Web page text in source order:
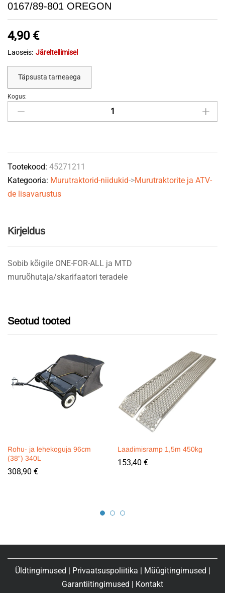
0167/89-801 OREGON
4,90 €
Laoseis: Järeltellimisel
Täpsusta tarneaega
Samblaeemaldaja/aeraatori
varuvedru
801
OREGON
quantity
Kogus:
Tootekood: 45271211
Kategooria: Murutraktorid-niidukid->Murutraktorite ja ATV-
de lisavarustus
Kirjeldus
Sobib kõigile ONE-FOR-ALL ja MTD
muruõhutaja/skarifaatori teradele
Seotud tooted
Rohu- ja lehekoguja 96cm
(38”) 340L
308,90 €
Laadimisramp 1,5m 450kg
153,40 €
Üldtingimused Privaatsuspoliitika Müügitingimused
Garantiitingimused
Kontakt